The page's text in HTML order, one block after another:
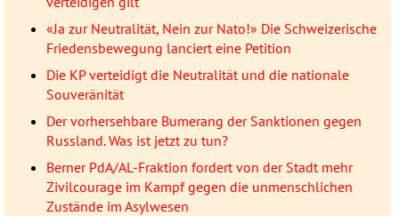
«Ja zur Neutralität, Nein zur Nato!» Die Schweizerische
Friedensbewegung lanciert eine Petition
Die KP verteidigt die Neutralität und die nationale
Souveränität
Der vorhersehbare Bumerang der Sanktionen gegen
Russland. Was ist jetzt zu tun?
Berner PdA/AL-Fraktion fordert von der Stadt mehr
Zivilcourage im Kampf gegen die unmenschlichen
Zustände im Asylwesen